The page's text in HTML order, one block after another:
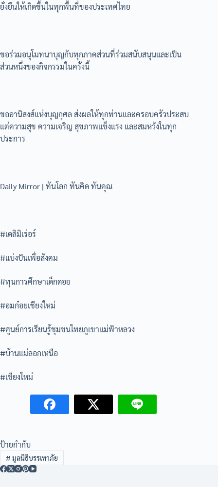
ยั่งยืนให้เกิดขึ้นในทุกพื้นที่ของประเทศไทย
ขอร่วมอนุโมทนาบุญกับทุกภาคส่วนที่ร่วมสนับสนุนและเป็น
ส่วนหนึ่งของกิจกรรมในครั้งนี้
ขออานิสงส์แห่งบุญกุศล ส่งผลให้ทุกท่านและครอบครัวประสบ
แต่ความสุข ความเจริญ สุขภาพแข็งแรง และสมหวังในทุก
ประการ
Daily Mirror | ทันโลก ทันคิด ทันคุณ
#เดลิมิเร่อร์
#แบ่งปันเพื่อสังคม
#ทุนการศึกษาเด็กดอย
#อมก๋อยเชียงใหม่
#ศูนย์การเรียนรู้ชุมชนไทยภูเขาแม่ฟ้าหลวง
#บ้านแม่ลอกเหนือ
#เชียงใหม่
ป้ายกำกับ
# มูลนิธิบรรเทาภัย